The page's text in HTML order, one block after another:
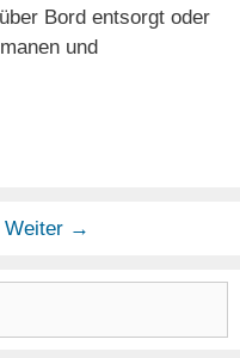
Bord entsorgt oder
und
Weiter →